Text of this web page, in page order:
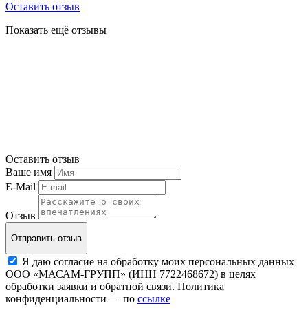
Оставить отзыв
Показать ещё отзывы
Оставить отзыв
Ваше имя
E-Mail
Отзыв
Отправить отзыв
Я даю согласие на обработку моих персональных данных
ООО «МАСАМ-ГРУПП» (ИНН 7722468672) в целях
обработки заявки и обратной связи. Политика
конфиденциальности — по ссылке